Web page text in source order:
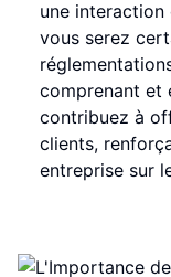
une
vous serez
comprenant et
contribuez à
clients,
entreprise sur